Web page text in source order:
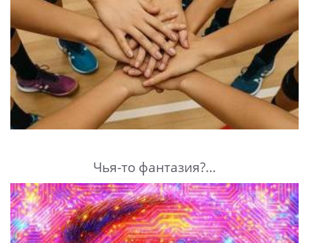
Чья-то фантазия?...